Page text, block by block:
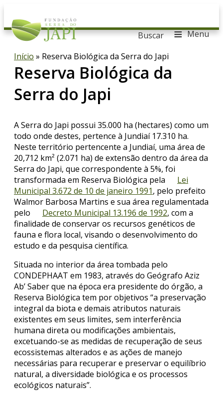
≡ Menu
Buscar
Início » Reserva Biológica da Serra do Japi
Reserva Biológica da
Serra do Japi
A Serra do Japi possui 35.000 ha (hectares) como um
todo onde destes, pertence à Jundiaí 17.310 ha.
Neste território pertencente a Jundiaí, uma área de
20,712 km² (2.071 ha) de extensão dentro da área da
Serra do Japi, que correspondente à 5%, foi
transformada em Reserva Biológica pela
Lei
Municipal 3.672 de 10 de janeiro 1991, pelo prefeito
Walmor Barbosa Martins e sua área regulamentada
pelo
Decreto Municipal 13.196 de 1992, com a
finalidade de conservar os recursos genéticos de
fauna e flora local, visando o desenvolvimento do
estudo e da pesquisa científica.
Situada no interior da área tombada pelo
CONDEPHAAT em 1983, através do Geógrafo Aziz
Ab’ Saber que na época era presidente do órgão, a
Reserva Biológica tem por objetivos “a preservação
integral da biota e demais atributos naturais
existentes em seus limites, sem interferência
humana direta ou modificações ambientais,
excetuando-se as medidas de recuperação de seus
ecossistemas alterados e as ações de manejo
necessárias para recuperar e preservar o equilíbrio
natural, a diversidade biológica e os processos
ecológicos naturais”.